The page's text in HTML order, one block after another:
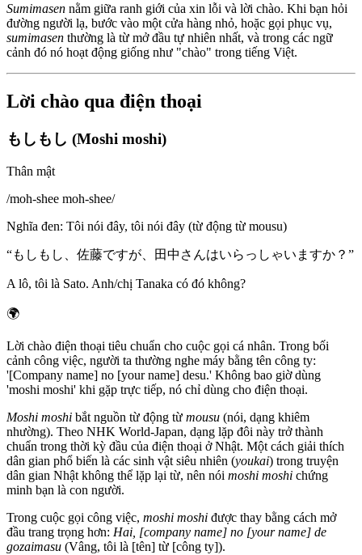
Sumimasen nằm giữa ranh giới của xin lỗi và lời chào. Khi bạn hỏi
đường người lạ, bước vào một cửa hàng nhỏ, hoặc gọi phục vụ,
sumimasen thường là từ mở đầu tự nhiên nhất, và trong các ngữ
cảnh đó nó hoạt động giống như "chào" trong tiếng Việt.
Lời chào qua điện thoại
もしもし (Moshi moshi)
Thân mật
/moh-shee moh-shee/
Nghĩa đen: Tôi nói đây, tôi nói đây (từ động từ mousu)
“もしもし、佐藤ですが、田中さんはいらっしゃいますか？ ”
A lô, tôi là Sato. Anh/chị Tanaka có đó không?
🌍
Lời chào điện thoại tiêu chuẩn cho cuộc gọi cá nhân. Trong bối
cảnh công việc, người ta thường nghe máy bằng tên công ty:
'[Company name] no [your name] desu.' Không bao giờ dùng
'moshi moshi' khi gặp trực tiếp, nó chỉ dùng cho điện thoại.
Moshi moshi bắt nguồn từ động từ mousu (nói, dạng khiêm
nhường). Theo NHK World-Japan, dạng lặp đôi này trở thành
chuẩn trong thời kỳ đầu của điện thoại ở Nhật. Một cách giải thích
dân gian phổ biến là các sinh vật siêu nhiên (youkai) trong truyện
dân gian Nhật không thể lặp lại từ, nên nói moshi moshi chứng
minh bạn là con người.
Trong cuộc gọi công việc, moshi moshi được thay bằng cách mở
đầu trang trọng hơn: Hai, [company name] no [your name] de
gozaimasu (Vâng, tôi là [tên] từ [công ty]).